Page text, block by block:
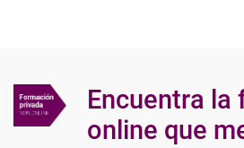
Encuentra la
online que